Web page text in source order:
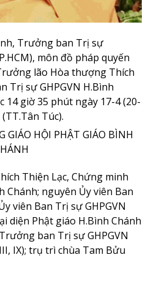
Trưởng ban Trị sự
môn đồ pháp quyến
lão Hòa thượng Thích
Trị sự GHPGVN H.Bình
14 giờ 35 phút ngày 17-4 (20-
Túc).
Thiện Lạc, Chứng minh
Chánh; nguyên Ủy viên Ban
viên Ban Trị sự GHPGVN
diện Phật giáo H.Bình Chánh
ban Trị sự GHPGVN
IX); trụ trì chùa Tam Bửu